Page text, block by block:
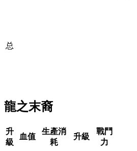
总
龍之末裔
升
級
血值
生產消
耗
升級
戰鬥
力